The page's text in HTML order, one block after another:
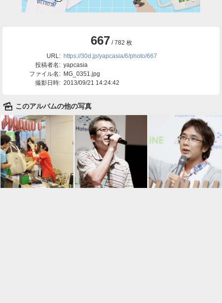
667 / 782 枚
URL: https://30d.jp/yapcasia/6/photo/667
投稿者名: yapcasia
ファイル名: MG_0351.jpg
撮影日時: 2013/09/21 14:24:42
🌄 このアルバムの他の写真